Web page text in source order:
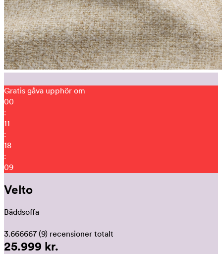
Gratis gåva upphör om
00
:
11
:
18
:
03
Velto
Bäddsoffa
3.666667 (9) recensioner totalt
25.999 kr.